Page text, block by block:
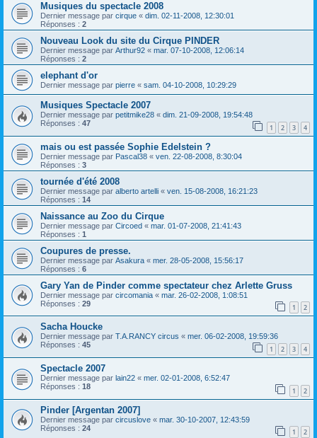
Musiques du spectacle 2008
Dernier message par cirque « dim. 02-11-2008, 12:30:01
Réponses : 2
Nouveau Look du site du Cirque PINDER
Dernier message par Arthur92 « mar. 07-10-2008, 12:06:14
Réponses : 2
elephant d'or
Dernier message par pierre « sam. 04-10-2008, 10:29:29
Musiques Spectacle 2007
Dernier message par petitmike28 « dim. 21-09-2008, 19:54:48
Réponses : 47 1 2 3 4
mais ou est passée Sophie Edelstein ?
Dernier message par Pascal38 « ven. 22-08-2008, 8:30:04
Réponses : 3
tournée d'été 2008
Dernier message par alberto artelli « ven. 15-08-2008, 16:21:23
Réponses : 14
Naissance au Zoo du Cirque
Dernier message par Circoed « mar. 01-07-2008, 21:41:43
Réponses : 1
Coupures de presse.
Dernier message par Asakura « mer. 28-05-2008, 15:56:17
Réponses : 6
Gary Yan de Pinder comme spectateur chez Arlette Gruss
Dernier message par circomania « mar. 26-02-2008, 1:08:51
Réponses : 29 1 2
Sacha Houcke
Dernier message par T.A.RANCY circus « mer. 06-02-2008, 19:59:36
Réponses : 45 1 2 3 4
Spectacle 2007
Dernier message par lain22 « mer. 02-01-2008, 6:52:47
Réponses : 18 1 2
Pinder [Argentan 2007]
Dernier message par circuslove « mar. 30-10-2007, 12:43:59
Réponses : 24 1 2